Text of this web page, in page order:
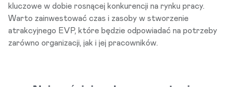
kluczowe w dobie rosnącej konkurencji na rynku pracy.
Warto zainwestować czas i zasoby w stworzenie
atrakcyjnego EVP, które będzie odpowiadać na potrzeby
zarówno organizacji, jak i jej pracowników.